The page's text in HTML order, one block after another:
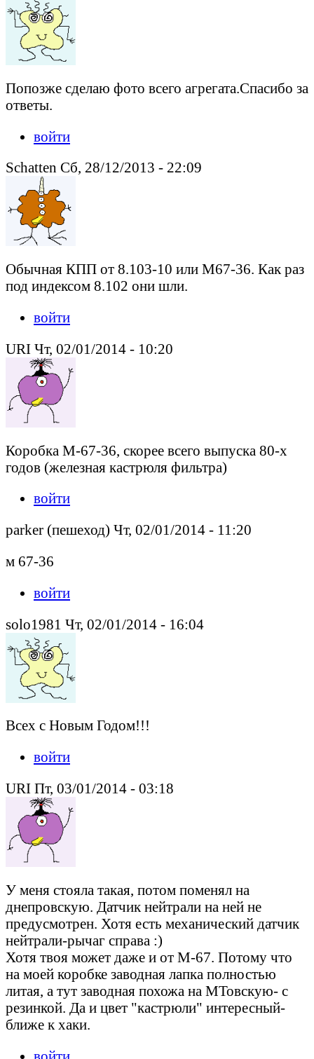
Попозже сделаю фото всего агрегата.Спасибо за
ответы.
войти
Schatten Сб, 28/12/2013 - 22:09
Обычная КПП от 8.103-10 или М67-36. Как раз
под индексом 8.102 они шли.
войти
URI Чт, 02/01/2014 - 10:20
Коробка М-67-36, скорее всего выпуска 80-х
годов (железная кастрюля фильтра)
войти
parker (пешеход) Чт, 02/01/2014 - 11:20
м 67-36
войти
solo1981 Чт, 02/01/2014 - 16:04
Всех с Новым Годом!!!
войти
URI Пт, 03/01/2014 - 03:18
У меня стояла такая, потом поменял на
днепровскую. Датчик нейтрали на ней не
предусмотрен. Хотя есть механический датчик
нейтрали-рычаг справа :)
Хотя твоя может даже и от М-67. Потому что
на моей коробке заводная лапка полностью
литая, а тут заводная похожа на МТовскую- с
резинкой. Да и цвет "кастрюли" интересный-
ближе к хаки.
войти